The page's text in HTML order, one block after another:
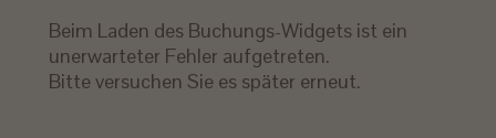
Beim Laden des Buchungs-Widgets ist ein
unerwarteter Fehler aufgetreten.
Bitte versuchen Sie es später erneut.